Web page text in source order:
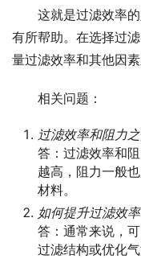
这就是过滤效率
有所帮助。在选择过
量过滤效率和其他因素
相关问题：
过滤效率和阻力
答：过滤效率和
越高，阻力一般
材料。
如何提升过滤效
答：通常来说，
过滤结构或优化